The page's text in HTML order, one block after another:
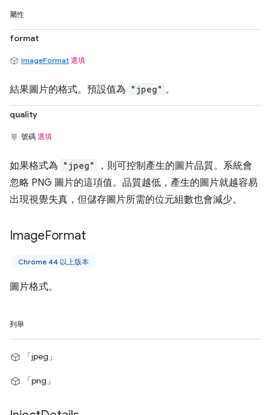
屬性
format
ImageFormat 選填
結果圖片的格式。預設值為 "jpeg" 。
quality
號碼 選填
如果格式為 "jpeg"
，則可控制產生的圖片品質。系統會
忽略 PNG 圖片的這項值。品質越低，產生的圖片就越容易
出現視覺失真，但儲存圖片所需的位元組數也會減少。
ImageFormat
Chrome 44 以上版本
圖片格式。
列舉
「jpeg」
「png」